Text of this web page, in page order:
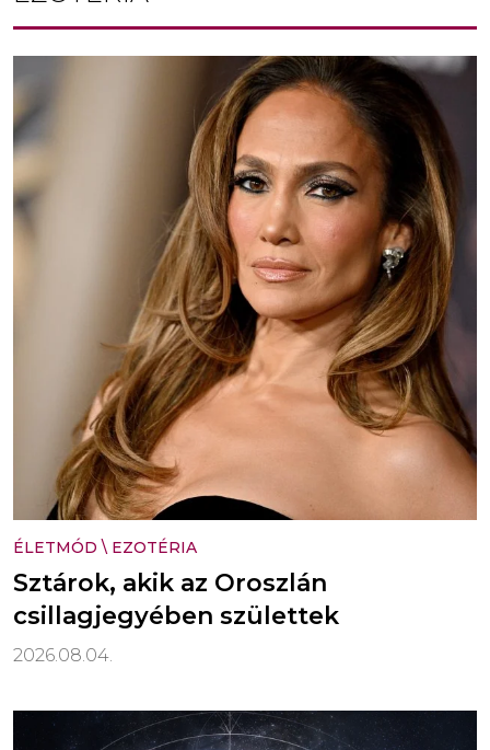
ÉLETMÓD \ EZOTÉRIA
Sztárok, akik az Oroszlán
csillagjegyében születtek
2026.08.04.